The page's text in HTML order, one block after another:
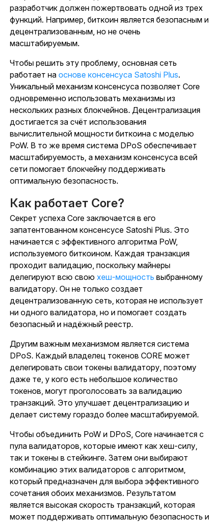
разработчик должен пожертвовать одной из трех
функций. Например, биткоин является безопасным и
децентрализованным, но не очень
масштабируемым.
Чтобы решить эту проблему, основная сеть
работает на основе консенсуса Satoshi Plus.
Уникальный механизм консенсуса позволяет Core
одновременно использовать механизмы из
нескольких разных блокчейнов. Децентрализация
достигается за счёт использования
вычислительной мощности биткоина с моделью
PoW. В то же время система DPoS обеспечивает
масштабируемость, а механизм консенсуса всей
сети помогает блокчейну поддерживать
оптимальную безопасность.
Как работает Core?
Секрет успеха Core заключается в его
запатентованном консенсусе Satoshi Plus. Это
начинается с эффективного алгоритма PoW,
используемого биткоином. Каждая транзакция
проходит валидацию, поскольку майнеры
делегируют всю свою хеш-мощность выбранному
валидатору. Он не только создает
децентрализованную сеть, которая не использует
ни одного валидатора, но и помогает создать
безопасный и надёжный реестр.
Другим важным механизмом является система
DPoS. Каждый владелец токенов CORE может
делегировать свои токены валидатору, поэтому
даже те, у кого есть небольшое количество
токенов, могут проголосовать за валидацию
транзакций. Это улучшает децентрализацию и
делает систему гораздо более масштабируемой.
Чтобы объединить PoW и DPoS, Core начинается с
пула валидаторов, которые имеют как хеш-силу,
так и токены в стейкинге. Затем они выбирают
комбинацию этих валидаторов с алгоритмом,
который предназначен для выбора эффективного
сочетания обоих механизмов. Результатом
является высокая скорость транзакций, которая
может поддерживать оптимальную безопасность и